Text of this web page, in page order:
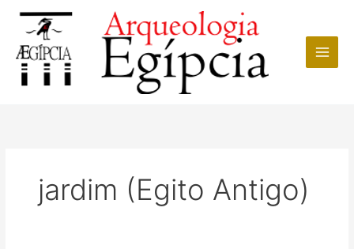
conteúdo
jardim (Egito Antigo)